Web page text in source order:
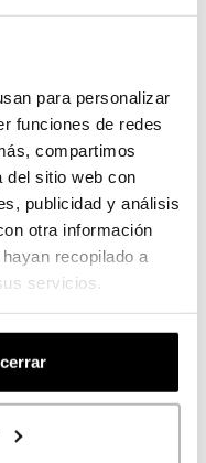
para personalizar
funciones de redes
compartimos
del sitio web con
publicidad y análisis
otra información
recopilado a
servicios.
más
bold y
están